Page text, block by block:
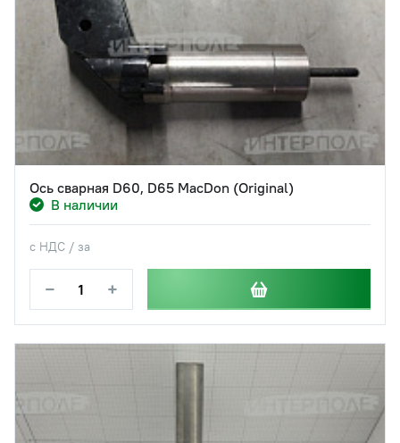
Ось сварная D60, D65 MacDon (Original)
В наличии
с НДС / за
− +